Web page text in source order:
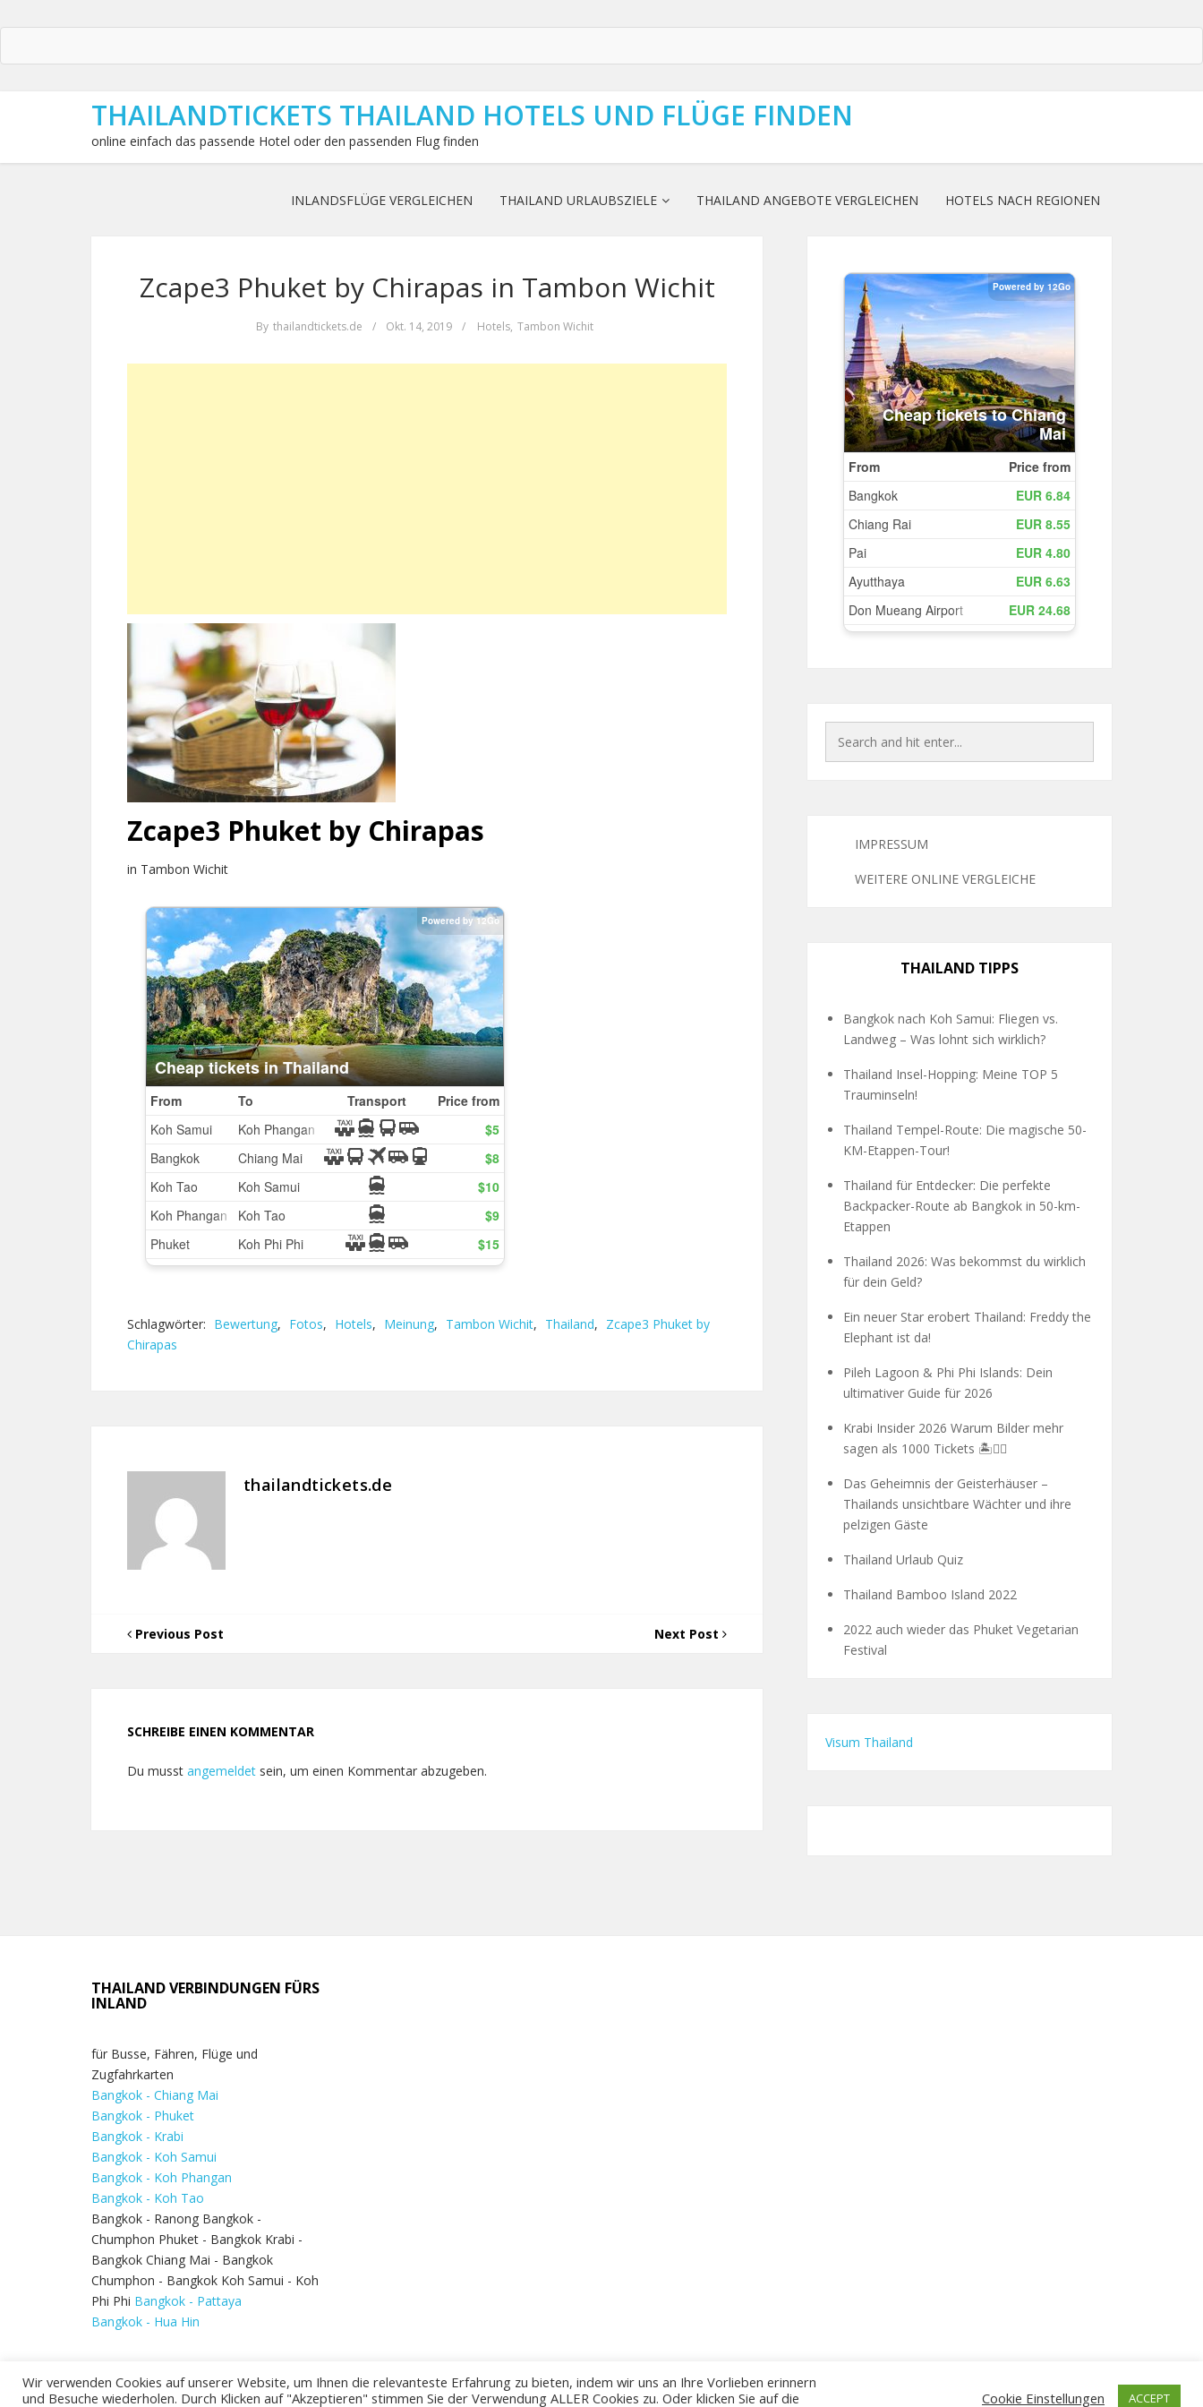
THAILANDTICKETS THAILAND HOTELS UND FLÜGE FINDEN
online einfach das passende Hotel oder den passenden Flug finden
INLANDSFLÜGE VERGLEICHEN THAILAND URLAUBSZIELE THAILAND ANGEBOTE VERGLEICHEN HOTELS NACH REGIONEN
Zcape3 Phuket by Chirapas in Tambon Wichit
By thailandtickets.de / Okt. 14, 2019 / Hotels, Tambon Wichit
Zcape3 Phuket by Chirapas
in Tambon Wichit
Schlagwörter: Bewertung, Fotos, Hotels, Meinung, Tambon Wichit, Thailand, Zcape3 Phuket by
Chirapas
thailandtickets.de
Previous Post Next Post
SCHREIBE EINEN KOMMENTAR
Du musst angemeldet sein, um einen Kommentar abzugeben.
IMPRESSUM
WEITERE ONLINE VERGLEICHE
THAILAND TIPPS
Bangkok nach Koh Samui: Fliegen vs.
Landweg – Was lohnt sich wirklich?
Thailand Insel-Hopping: Meine TOP 5
Trauminseln!
Thailand Tempel-Route: Die magische 50-
KM-Etappen-Tour!
Thailand für Entdecker: Die perfekte
Backpacker-Route ab Bangkok in 50-km-
Etappen
Thailand 2026: Was bekommst du wirklich
für dein Geld?
Ein neuer Star erobert Thailand: Freddy the
Elephant ist da!
Pileh Lagoon & Phi Phi Islands: Dein
ultimativer Guide für 2026
Krabi Insider 2026 Warum Bilder mehr
sagen als 1000 Tickets 🏝️🧗‍♂️
Das Geheimnis der Geisterhäuser –
Thailands unsichtbare Wächter und ihre
pelzigen Gäste
Thailand Urlaub Quiz
Thailand Bamboo Island 2022
2022 auch wieder das Phuket Vegetarian
Festival
Visum Thailand
THAILAND VERBINDUNGEN FÜRS
INLAND
für Busse, Fähren, Flüge und
Zugfahrkarten
Bangkok - Chiang Mai
Bangkok - Phuket
Bangkok - Krabi
Bangkok - Koh Samui
Bangkok - Koh Phangan
Bangkok - Koh Tao
Bangkok - Ranong Bangkok -
Chumphon Phuket - Bangkok Krabi -
Bangkok Chiang Mai - Bangkok
Chumphon - Bangkok Koh Samui - Koh
Phi Phi Bangkok - Pattaya
Bangkok - Hua Hin
Wir verwenden Cookies auf unserer Website, um Ihnen die relevanteste Erfahrung zu bieten, indem wir uns an Ihre Vorlieben erinnern
und Besuche wiederholen. Durch Klicken auf "Akzeptieren" stimmen Sie der Verwendung ALLER Cookies zu. Oder klicken Sie auf die
Cookie Einstellungen ACCEPT